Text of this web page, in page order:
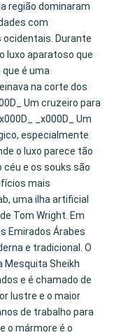
região dominaram
com
Durante
luxo aparatoso que
que é uma
na corte dos
Um cruzeiro para
_x000D_ Um
especialmente
o luxo parece tão
e os souks são
mais
uma ilha artificial
Tom Wright. Em
Emirados Árabes
e tradicional. O
Mesquita Sheikh
e é chamado de
lustre e o maior
de trabalho para
o mármore é o